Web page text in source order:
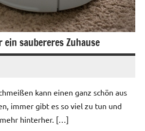
saubereres Zuhause
kann einen ganz schön aus
immer gibt es so viel zu tun und
hinterher. […]